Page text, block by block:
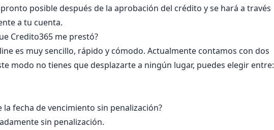
posible después de la aprobación del crédito y se hará a través
a tu cuenta.
Credito365 me prestó?
es muy sencillo, rápido y cómodo. Actualmente contamos con dos
modo no tienes que desplazarte a ningún lugar, puedes elegir entre:
fecha de vencimiento sin penalización?
sin penalización.